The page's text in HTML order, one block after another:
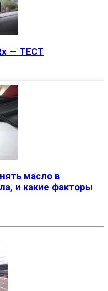
— ТЕСТ
масло в
и какие факторы